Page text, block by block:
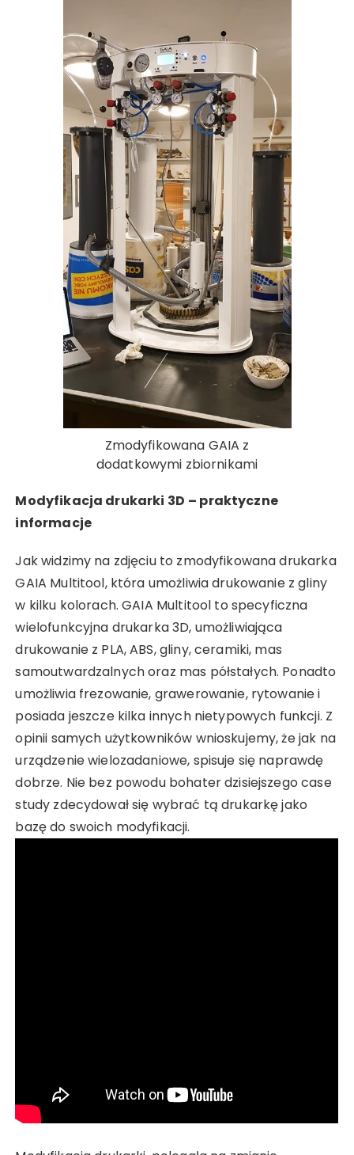
Zmodyfikowana GAIA z
dodatkowymi zbiornikami
Modyfikacja drukarki 3D – praktyczne
informacje
Jak widzimy na zdjęciu to zmodyfikowana drukarka
GAIA Multitool, która umożliwia drukowanie z gliny
w kilku kolorach. GAIA Multitool to specyficzna
wielofunkcyjna drukarka 3D, umożliwiająca
drukowanie z PLA, ABS, gliny, ceramiki, mas
samoutwardzalnych oraz mas półstałych. Ponadto
umożliwia frezowanie, grawerowanie, rytowanie i
posiada jeszcze kilka innych nietypowych funkcji. Z
opinii samych użytkowników wnioskujemy, że jak na
urządzenie wielozadaniowe, spisuje się naprawdę
dobrze. Nie bez powodu bohater dzisiejszego case
study zdecydował się wybrać tą drukarkę jako
bazę do swoich modyfikacji.